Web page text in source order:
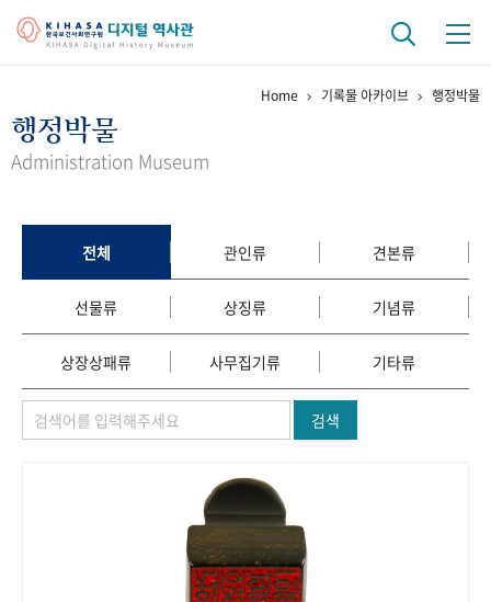
걸어온 길 기관 변천사
정책과 연구 키워드로 보는 연구 역사
연구자들
간행물 변천사
기록물 아카이브
사진 아카이브 문서 기록물 행정박물 영상 기록물
숫자로 보는 50년 50+1
Home 기록물 아카이브 행정박물
행정박물
Administration Museum
전체 관인류 견본류
선물류 상징류 기념류
상장상패류 사무집기류 기타류
검색